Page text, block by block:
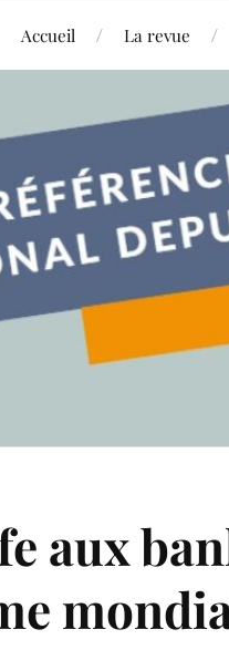
Accueil La revue
aux